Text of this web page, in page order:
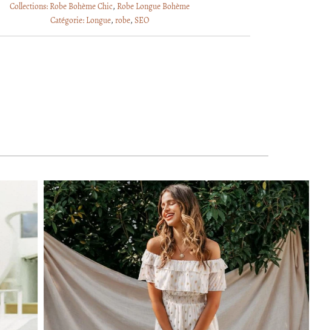
Collections: Robe Bohème Chic, Robe Longue Bohème
Catégorie: Longue, robe, SEO